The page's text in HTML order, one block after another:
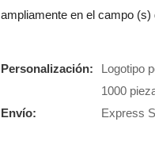
ampliamente en el campo (s)
Personalización:
Logotipo
1000
Envío:
Express